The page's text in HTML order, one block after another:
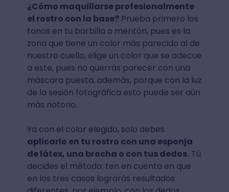
¿Cómo maquillarse profesionalmente
el rostro con la base?Prueba primero los
tonos en tu barbilla o mentón, pues es la
zona que tiene un color más parecido al de
nuestro cuello, elige un color que se adecue
a este, pues no querrás parecer con una
máscara puesta, además, porque con la luz
de la sesión fotográfica esto puede ser aún
más notorio.
Ya con el color elegido, solo debes
aplicarlo en tu rostro con una esponja
de látex, una brocha o con tus dedos.Tú
decides el método; ten en cuenta en que
en los tres casos lograrás resultados